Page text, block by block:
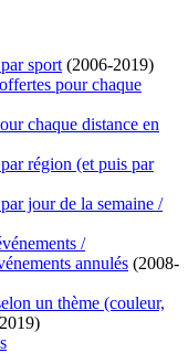
sport (2006-2019)
pour chaque
chaque distance en
région (et puis par
jour de la semaine /
/
annulés (2008-
un thème (couleur,